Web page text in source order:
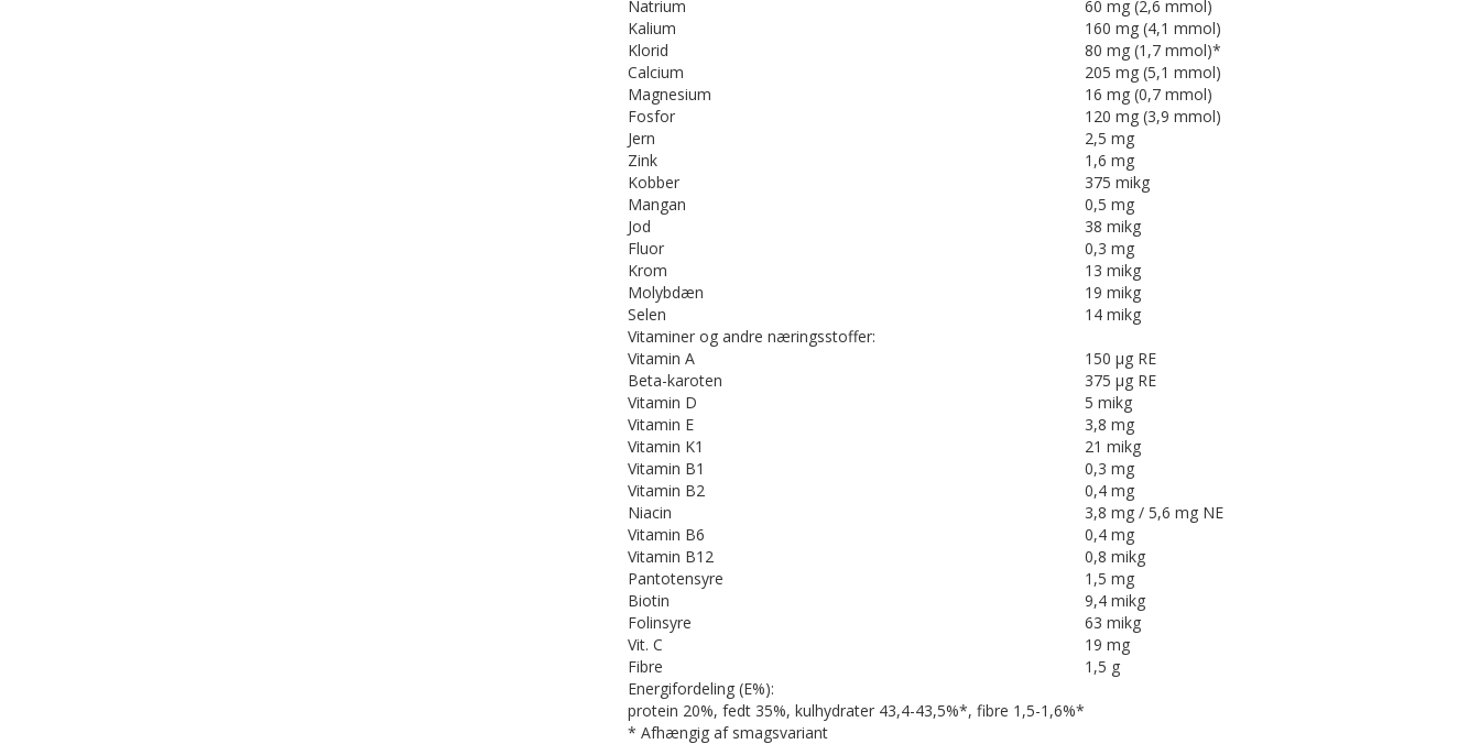
Natrium
60 mg (2,6 mmol)
Kalium
160 mg (4,1 mmol)
Klorid
80 mg (1,7 mmol)*
Calcium
205 mg (5,1 mmol)
Magnesium
16 mg (0,7 mmol)
Fosfor
120 mg (3,9 mmol)
Jern
2,5 mg
Zink
1,6 mg
Kobber
375 mikg
Mangan
0,5 mg
Jod
38 mikg
Fluor
0,3 mg
Krom
13 mikg
Molybdæn
19 mikg
Selen
14 mikg
Vitaminer og andre næringsstoffer:
Vitamin A
150 μg RE
Beta-karoten
375 μg RE
Vitamin D
5 mikg
Vitamin E
3,8 mg
Vitamin K1
21 mikg
Vitamin B1
0,3 mg
Vitamin B2
0,4 mg
Niacin
3,8 mg / 5,6 mg NE
Vitamin B6
0,4 mg
Vitamin B12
0,8 mikg
Pantotensyre
1,5 mg
Biotin
9,4 mikg
Folinsyre
63 mikg
Vit. C
19 mg
Fibre
1,5 g
Energifordeling (E%):
protein 20%, fedt 35%, kulhydrater 43,4-43,5%*, fibre 1,5-1,6%*
* Afhængig af smagsvariant